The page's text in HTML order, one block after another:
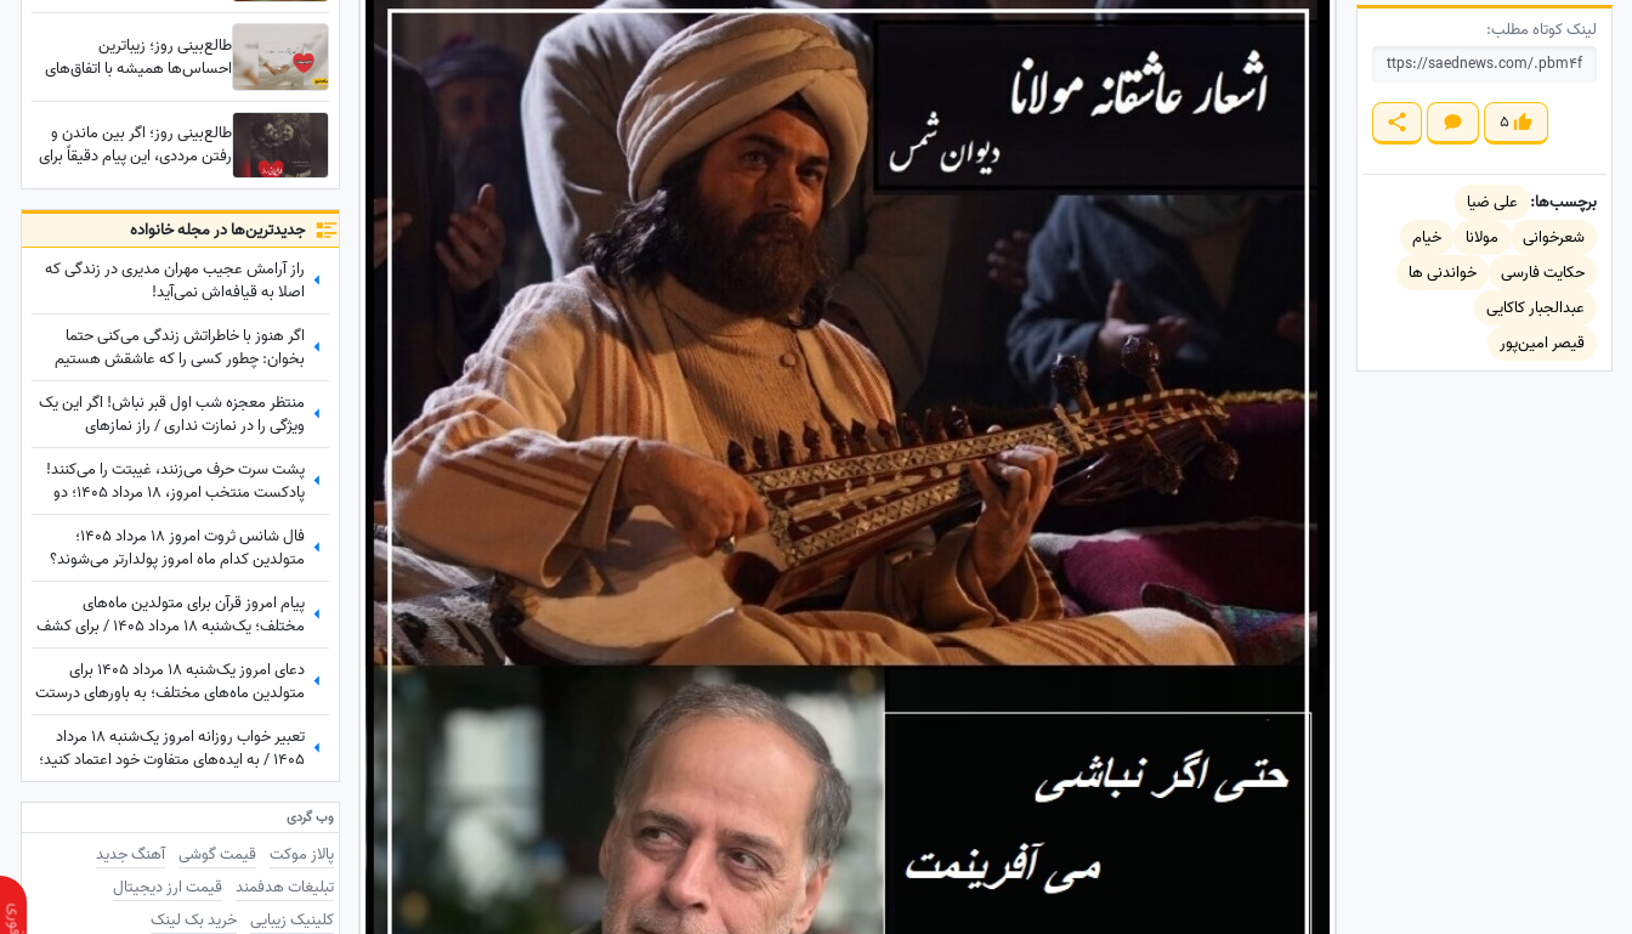
شروع یک روز عالی / پیام
انگیزشی امروز جمعه 9 مرداد
1405 + ویدئو
طالع‌بینی روز؛ زیباترین
احساس‌ها همیشه با اتفاق‌های
یک روز معمولی را به خاطره‌ای
خاص تبدیل کند / پنج‌شنبه 15
مرداد 1405
طالع‌بینی روز؛ اگر بین ماندن و
رفتن مرددی، این پیام دقیقاً برای
تصمیم زندگی‌ات را عوض می‌کند
جدید‌ترین‌ها در مجله خانواده
راز آرامش عجیب مهران مدیری در زندگی که
اصلا به قیافه‌اش نمی‌آید!
اگر هنوز با خاطراتش زندگی می‌کنی حتما
بخوان: چطور کسی را که عاشقش هستیم
فراموش کنیم؟
منتظر معجزه شب اول قبر نباش! اگر این یک
ویژگی را در نمازت نداری / راز نمازهای
بی‌خاصیت از زبان استاد دانشمند
پشت سرت حرف می‌زنند، غیبتت را می‌کنند!
پادکست منتخب امروز، 18 مرداد 1405؛ دو
کلمه حرف حساب از دکتر انوشه که با طلای 18
عیار برابری می‌کنه!
فال شانس ثروت امروز 18 مرداد 1405؛
متولدین کدام ماه امروز پولدارتر می‌شوند؟
شاید یک خبر مالی شیرین در راه باشد😍💲💸
💰 به نشانه‌ها بی تفاوت نباش!
پیام امروز قرآن برای متولدین ماه‌های
مختلف؛ یک‌شنبه 18 مرداد 1405 / برای کشف
آرامش و خوشبختی به آغوش خدا برویم
دعای امروز یک‌شنبه 18 مرداد 1405 برای
متولدین ماه‌های مختلف؛ به باورهای درستت
پایبند بمان، حتی اگر دیگران آن را نپذیرند
تعبیر خواب روزانه امروز یک‌شنبه 18 مرداد
1405 / به ایده‌های متفاوت خود اعتماد کنید؛
شاید همان فکری که ساده به نظر می‌رسد،
ارزش بیشتری داشته باشدوب گردی
پالاز موکت قیمت گوشی آهنگ جدید
تبلیغات هدفمند قیمت ارز دیجیتال
کلینیک زیبایی خرید بک لینک
لینک کوتاه مطلب:
5
برچسب‌ها: علی ضیا
شعرخوانی
مولانا
خیام
حکایت فارسی
خواندنی ها
عبدالجبار کاکایی
قیصر امین‌پور